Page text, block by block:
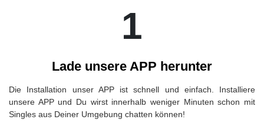
1
Lade unsere APP herunter
Die Installation unser APP ist schnell und einfach. Installiere
unsere APP und Du wirst innerhalb weniger Minuten schon mit
Singles aus Deiner Umgebung chatten können!